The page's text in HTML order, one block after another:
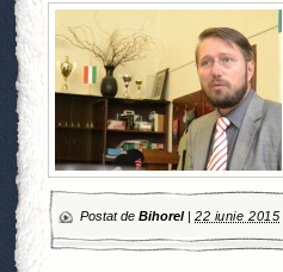
Postat de Bihorel| 22 iunie 2015